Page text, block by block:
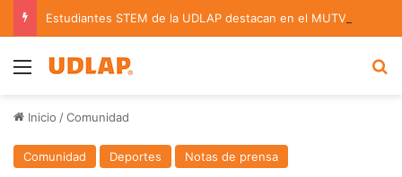
Menu
Inicio /Comunidad
Comunidad Deportes Notas de prensa